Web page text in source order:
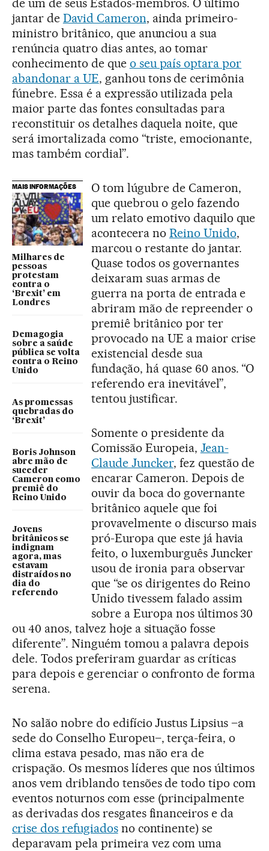
de um de seus Estados-membros. O último
jantar de David Cameron, ainda primeiro-
ministro britânico, que anunciou a sua
renúncia quatro dias antes, ao tomar
conhecimento de que o seu país optara por
abandonar a UE, ganhou tons de cerimônia
fúnebre. Essa é a expressão utilizada pela
maior parte das fontes consultadas para
reconstituir os detalhes daquela noite, que
será imortalizada como “triste, emocionante,
mas também cordial”.
MAIS INFORMAÇÕES
Milhares de
pessoas
protestam
contra o
‘Brexit’ em
Londres
Demagogia
sobre a saúde
pública se volta
contra o Reino
Unido
As promessas
quebradas do
‘Brexit’
Boris Johnson
abre mão de
suceder
Cameron como
premiê do
Reino Unido
Jovens
britânicos se
indignam
agora, mas
estavam
distraídos no
dia do
referendo
O tom lúgubre de Cameron,
que quebrou o gelo fazendo
um relato emotivo daquilo que
acontecera no Reino Unido,
marcou o restante do jantar.
Quase todos os governantes
deixaram suas armas de
guerra na porta de entrada e
abriram mão de repreender o
premiê britânico por ter
provocado na UE a maior crise
existencial desde sua
fundação, há quase 60 anos. “O
referendo era inevitável”,
tentou justificar.
Somente o presidente da
Comissão Europeia, Jean-
Claude Juncker, fez questão de
encarar Cameron. Depois de
ouvir da boca do governante
britânico aquele que foi
provavelmente o discurso mais
pró-Europa que este já havia
feito, o luxemburguês Juncker
usou de ironia para observar
que “se os dirigentes do Reino
Unido tivessem falado assim
sobre a Europa nos últimos 30
ou 40 anos, talvez hoje a situação fosse
diferente”. Ninguém tomou a palavra depois
dele. Todos preferiram guardar as críticas
para depois e gerenciar o confronto de forma
serena.
No salão nobre do edifício Justus Lipsius –a
sede do Conselho Europeu–, terça-feira, o
clima estava pesado, mas não era de
crispação. Os mesmos líderes que nos últimos
anos vem driblando tensões de todo tipo com
eventos noturnos com esse (principalmente
as derivadas dos resgates financeiros e da
crise dos refugiadosno continente) se
deparavam pela primeira vez com uma